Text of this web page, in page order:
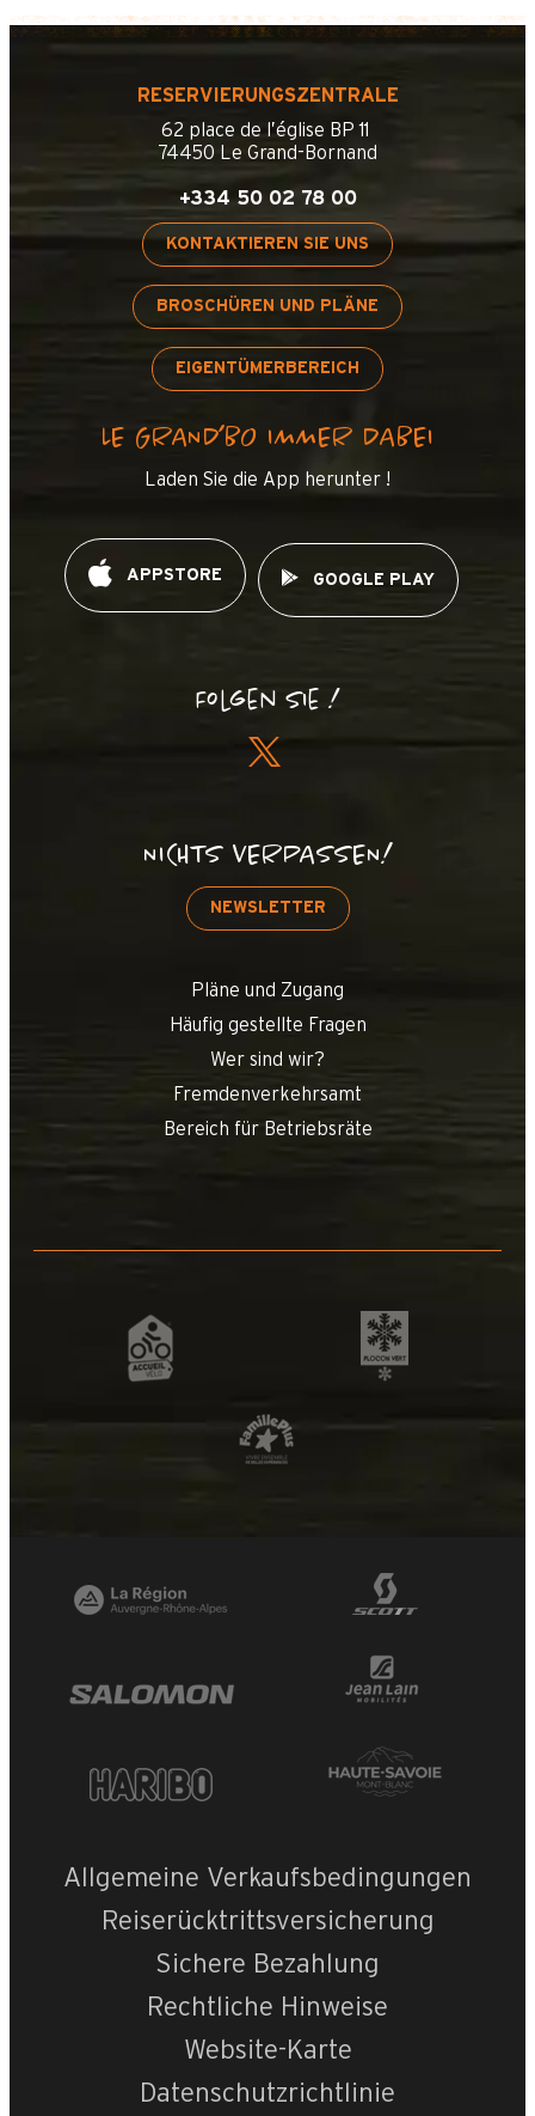
RESERVIERUNGSZENTRALE
62 place de l’église BP 11
74450 Le Grand-Bornand
+334 50 02 78 00
KONTAKTIEREN SIE UNS
BROSCHÜREN UND PLÄNE
EIGENTÜMERBEREICH
LE GRAND’BO IMMER DABEI
Laden Sie die App herunter !
APPSTORE GOOGLE PLAY
Folgen Sie !
NICHTS VERPASSEN!
NEWSLETTER
Pläne und Zugang
Häufig gestellte Fragen
Wer sind wir?
Fremdenverkehrsamt
Bereich für Betriebsräte
Allgemeine Verkaufsbedingungen
Reiserücktrittsversicherung
Sichere Bezahlung
Rechtliche Hinweise
Website-Karte
Datenschutzrichtlinie